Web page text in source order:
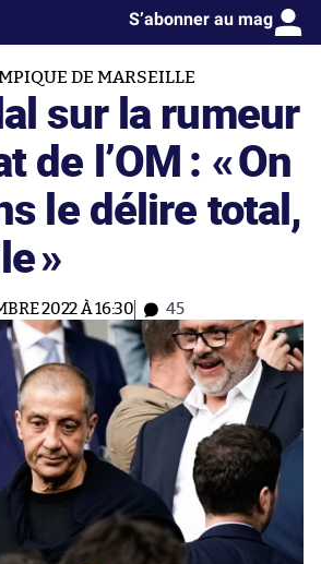
S’abonner au mag
DE MARSEILLE
sur la rumeur
de l’OM : «On
le délire total,
»
2022 À 16:30 45